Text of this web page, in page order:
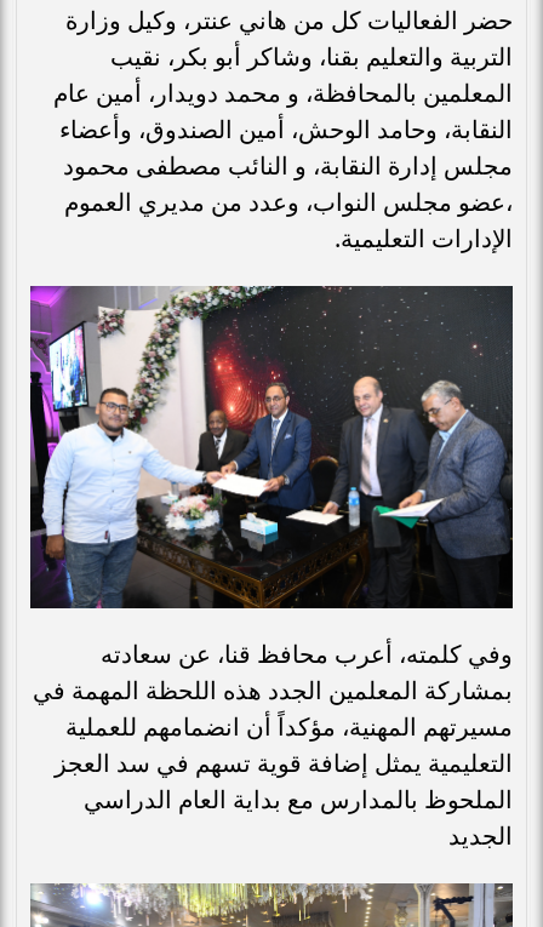
حضر الفعاليات كل من هاني عنتر، وكيل وزارة
التربية والتعليم بقنا، وشاكر أبو بكر، نقيب
المعلمين بالمحافظة، و محمد دويدار، أمين عام
النقابة، وحامد الوحش، أمين الصندوق، وأعضاء
مجلس إدارة النقابة، و النائب مصطفى محمود
،عضو مجلس النواب، وعدد من مديري العموم
الإدارات التعليمية.
وفي كلمته، أعرب محافظ قنا، عن سعادته
بمشاركة المعلمين الجدد هذه اللحظة المهمة في
مسيرتهم المهنية، مؤكداً أن انضمامهم للعملية
التعليمية يمثل إضافة قوية تسهم في سد العجز
الملحوظ بالمدارس مع بداية العام الدراسي
الجديد